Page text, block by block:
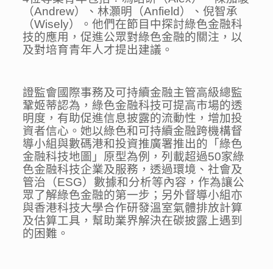
（Andrew）、林灝明（Anfield）、倪智承
（Wisely）。他們在節目中探討綠色金融科
技的應用，促進公眾對綠色金融的關注，以
及對培育青年人才提出建議。
證監會國際事務及可持續金融主管高級總監
鞏姬蒂認為，綠色金融科技可提高市場的透
明度，有助促進信息披露的流動性，增加投
資者信心。她以綠色和可持續金融跨機構督
導小組與數碼港和投資推廣署推出的「綠色
金融科技地圖」原型為例，列載超過50家綠
色金融科技企業及服務，透過環境、社會及
管治（ESG）數據和分析等內容，作為讓公
眾了解綠色金融的第一步；另外督導小組亦
與香港科技大學合作研發溫室氣體排放計算
及估算工具，幫助業界解決在碳披露上遇到
的困難。